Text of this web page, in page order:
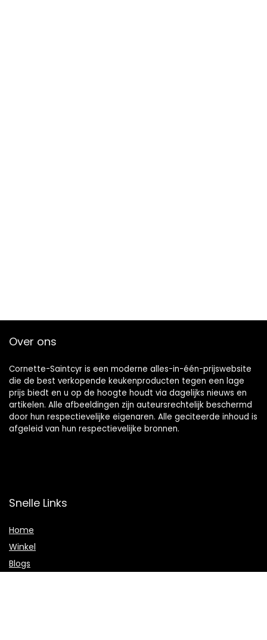
Over ons
Cornette-Saintcyr is een moderne alles-in-één-prijswebsite
die de best verkopende keukenproducten tegen een lage
prijs biedt en u op de hoogte houdt via dagelijks nieuws en
artikelen. Alle afbeeldingen zijn auteursrechtelijk beschermd
door hun respectievelijke eigenaren. Alle geciteerde inhoud is
afgeleid van hun respectievelijke bronnen.
Snelle Links
Home
Winkel
Blogs